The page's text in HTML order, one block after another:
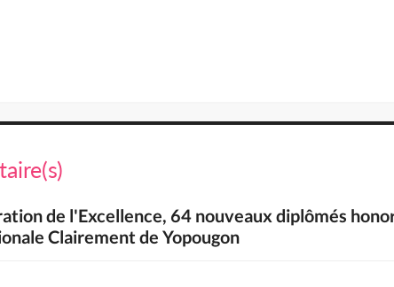
de l'Excellence, 64 nouveaux diplômés
Clairement de Yopougon